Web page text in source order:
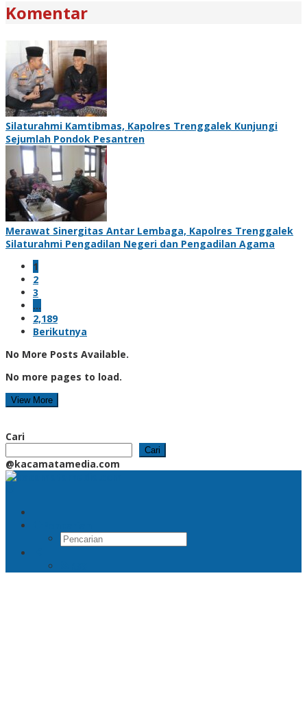
Komentar
Silaturahmi Kamtibmas, Kapolres Trenggalek Kunjungi
Sejumlah Pondok Pesantren
Merawat Sinergitas Antar Lembaga, Kapolres Trenggalek
Silaturahmi Pengadilan Negeri dan Pengadilan Agama
1
2
3
…
2,189
Berikutnya
No More Posts Available.
No more pages to load.
View More
Cari
Cari
@kacamatamedia.com